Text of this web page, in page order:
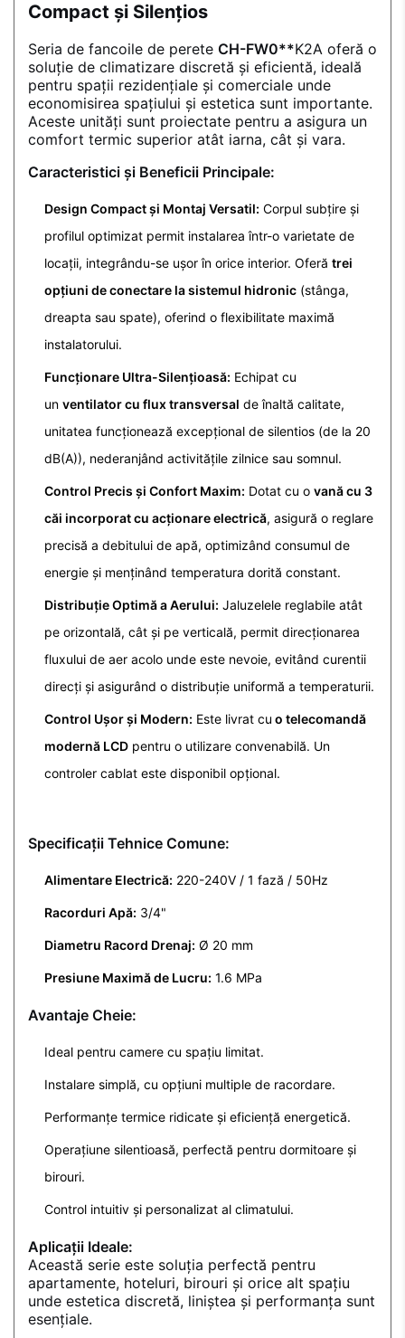
Compact și Silențios
Seria de fancoile de perete CH-FW0**K2A oferă o
soluție de climatizare discretă și eficientă, ideală
pentru spații rezidențiale și comerciale unde
economisirea spațiului și estetica sunt importante.
Aceste unități sunt proiectate pentru a asigura un
comfort termic superior atât iarna, cât și vara.
Caracteristici și Beneficii Principale:
Design Compact și Montaj Versatil: Corpul subțire și
profilul optimizat permit instalarea într-o varietate de
locații, integrându-se ușor în orice interior. Oferă trei
opțiuni de conectare la sistemul hidronic (stânga,
dreapta sau spate), oferind o flexibilitate maximă
instalatorului.
Funcționare Ultra-Silențioasă: Echipat cu
un ventilator cu flux transversal de înaltă calitate,
unitatea funcționează excepțional de silentios (de la 20
dB(A)), nederanjând activitățile zilnice sau somnul.
Control Precis și Confort Maxim: Dotat cu o vană cu 3
căi incorporat cu acționare electrică, asigură o reglare
precisă a debitului de apă, optimizând consumul de
energie și menținând temperatura dorită constant.
Distribuție Optimă a Aerului: Jaluzelele reglabile atât
pe orizontală, cât și pe verticală, permit direcționarea
fluxului de aer acolo unde este nevoie, evitând curentii
direcți și asigurând o distribuție uniformă a temperaturii.
Control Ușor și Modern: Este livrat cu o telecomandă
modernă LCD pentru o utilizare convenabilă. Un
controler cablat este disponibil opțional.
Specificații Tehnice Comune:
Alimentare Electrică: 220-240V / 1 fază / 50Hz
Racorduri Apă: 3/4"
Diametru Racord Drenaj: Ø 20 mm
Presiune Maximă de Lucru: 1.6 MPa
Avantaje Cheie:
Ideal pentru camere cu spațiu limitat.
Instalare simplă, cu opțiuni multiple de racordare.
Performanțe termice ridicate și eficiență energetică.
Operațiune silentioasă, perfectă pentru dormitoare și
birouri.
Control intuitiv și personalizat al climatului.
Aplicații Ideale:
Această serie este soluția perfectă pentru
apartamente, hoteluri, birouri și orice alt spațiu
unde estetica discretă, liniștea și performanța sunt
esențiale.